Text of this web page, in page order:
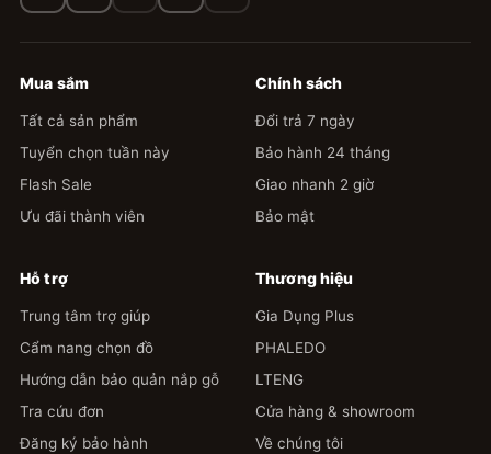
Mua sắm
Tất cả sản phẩm
Tuyển chọn tuần này
Flash Sale
Ưu đãi thành viên
Chính sách
Đổi trả 7 ngày
Bảo hành 24 tháng
Giao nhanh 2 giờ
Bảo mật
Hỗ trợ
Trung tâm trợ giúp
Cẩm nang chọn đồ
Hướng dẫn bảo quản nắp gỗ
Tra cứu đơn
Đăng ký bảo hành
Thương hiệu
Gia Dụng Plus
PHALEDO
LTENG
Cửa hàng & showroom
Về chúng tôi